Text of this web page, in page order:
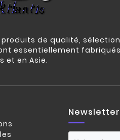
de qualité,
essentiellement fabriqués
et en Asie.
Newsletter